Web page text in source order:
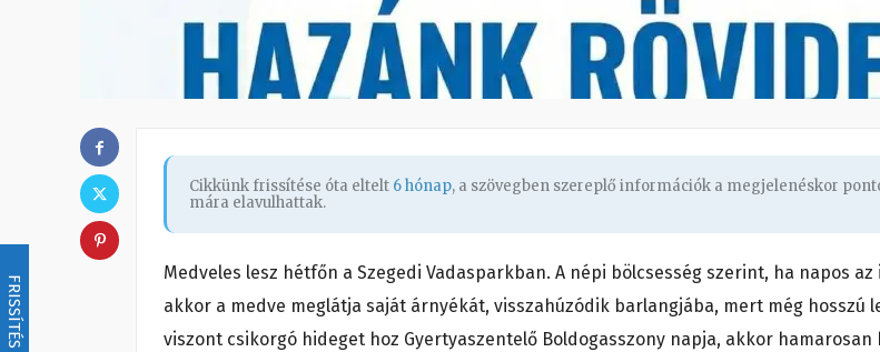
FRISSÍTÉS
Cikkünk frissítése óta eltelt 6 hónap, a szövegben szereplő információk a megjelenéskor
mára elavulhattak.
Medveles lesz hétfőn a Szegedi Vadasparkban. A népi bölcsesség szerint, ha napos
akkor a medve meglátja saját árnyékát, visszahúzódik barlangjába, mert még hosszú
viszont csikorgó hideget hoz Gyertyaszentelő Boldogasszony napja, akkor hamarosan